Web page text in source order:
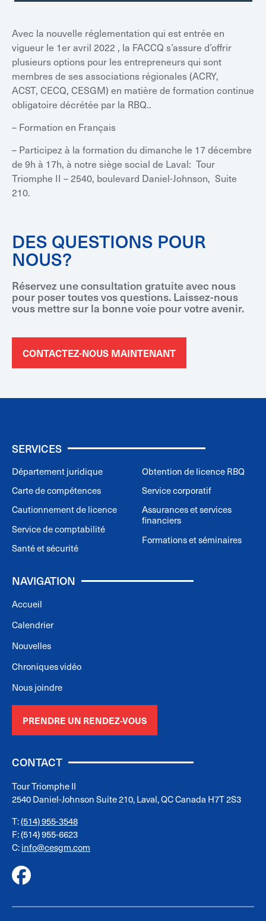
Avec la nouvelle réglementation qui est entrée en
vigueur le 1er avril 2022 , la FACCQ s’assure d’offrir
plusieurs options pour les entrepreneurs qui sont
membres de ses associations régionales (ACRY,
ACST, CECQ, CESGM) en matière de formation continue
obligatoire décrétée par la RBQ..
– Formation en Français
– Participez à la formation du dimanche le 17 décembre
de 9h à 17h, à notre siège social de Laval: Tour
Triomphe II – 2540, boulevard Daniel-Johnson, Suite
210.
DES QUESTIONS POUR
NOUS?
Réservez une consultation gratuite avec nous
pour poser toutes vos questions. Laissez-nous
vous mettre sur la bonne voie pour votre avenir.
CONTACTEZ-NOUS MAINTENANT
SERVICES
Département juridique
Carte de compétences
Cautionnement de licence
Service de comptabilité
Santé et sécurité
Obtention de licence RBQ
Service corporatif
Assurances et services
financiers
Formations et séminaires
NAVIGATION
Accueil
Calendrier
Nouvelles
Chroniques vidéo
Nous joindre
PRENDRE UN RENDEZ-VOUS
CONTACT
Tour Triomphe II
2540 Daniel-Johnson Suite 210, Laval, QC Canada H7T 2S3
T:(514) 955-3548
F: (514) 955-6623
C:info@cesgm.com